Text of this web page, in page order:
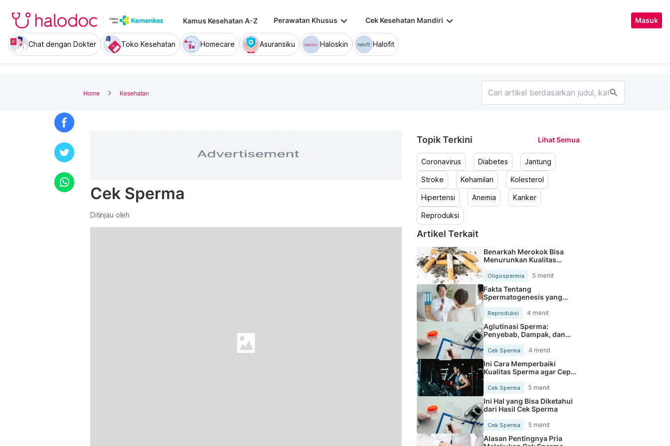
Kamus Kesehatan A-Z Perawatan Khusus keyboard_arrow_down Cek Kesehatan Mandiri keyboard_arrow_down Masuk
Chat dengan Dokter Toko Kesehatan Homecare Asuransiku Haloskin Halofit
Home Kesehatan search
Cek Sperma
Ditinjau oleh
Topik Terkini Lihat Semua
Coronavirus Diabetes Jantung
Stroke Kehamilan Kolesterol
Hipertensi Anemia Kanker
Reproduksi
Artikel Terkait
Benarkah Merokok Bisa
Menurunkan Kualitas
Oligospermia 5 menit
Fakta Tentang
Spermatogenesis yang
Perlu Diketahui Pasutri
Reproduksi 4 menit
Aglutinasi Sperma:
Penyebab, Dampak, dan
Cek Sperma 4 menit
Ini Cara Memperbaiki
Kualitas Sperma agar Cepat
Hamil
Cek Sperma 5 menit
Ini Hal yang Bisa Diketahui
dari Hasil Cek Sperma
Cek Sperma 5 menit
Alasan Pentingnya Pria